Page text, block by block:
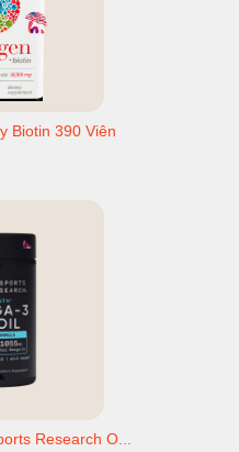
Biotin 390 Viên
Research O...